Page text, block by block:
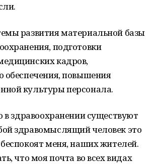
развития материальной базы
подготовки
кадров,
обеспечения, повышения
культуры персонала.
в здравоохранении существуют
здравомыслящий человек это
меня, наших жителей.
что моя почта во всех видах